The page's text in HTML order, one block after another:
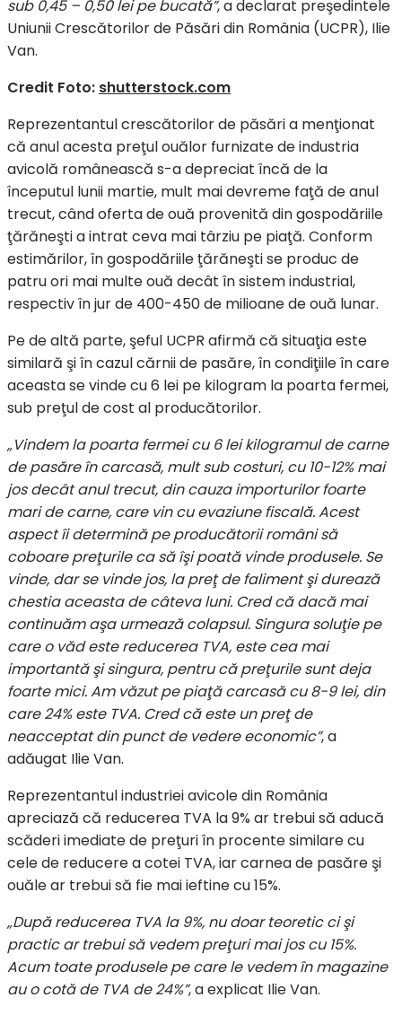
sub 0,45 – 0,50 lei pe bucată”, a declarat preşedintele
Uniunii Crescătorilor de Păsări din România (UCPR), Ilie
Van.
Credit Foto: shutterstock.com
Reprezentantul crescătorilor de păsări a menţionat
că anul acesta preţul ouălor furnizate de industria
avicolă românească s-a depreciat încă de la
începutul lunii martie, mult mai devreme faţă de anul
trecut, când oferta de ouă provenită din gospodăriile
ţărăneşti a intrat ceva mai târziu pe piaţă. Conform
estimărilor, în gospodăriile ţărăneşti se produc de
patru ori mai multe ouă decât în sistem industrial,
respectiv în jur de 400-450 de milioane de ouă lunar.
Pe de altă parte, şeful UCPR afirmă că situaţia este
similară şi în cazul cărnii de pasăre, în condiţiile în care
aceasta se vinde cu 6 lei pe kilogram la poarta fermei,
sub preţul de cost al producătorilor.
„Vindem la poarta fermei cu 6 lei kilogramul de carne
de pasăre în carcasă, mult sub costuri, cu 10-12% mai
jos decât anul trecut, din cauza importurilor foarte
mari de carne, care vin cu evaziune fiscală. Acest
aspect îi determină pe producătorii români să
coboare preţurile ca să îşi poată vinde produsele. Se
vinde, dar se vinde jos, la preţ de faliment şi durează
chestia aceasta de câteva luni. Cred că dacă mai
continuăm aşa urmează colapsul. Singura soluţie pe
care o văd este reducerea TVA, este cea mai
importantă şi singura, pentru că preţurile sunt deja
foarte mici. Am văzut pe piaţă carcasă cu 8-9 lei, din
care 24% este TVA. Cred că este un preţ de
neacceptat din punct de vedere economic”, a
adăugat Ilie Van.
Reprezentantul industriei avicole din România
apreciază că reducerea TVA la 9% ar trebui să aducă
scăderi imediate de preţuri în procente similare cu
cele de reducere a cotei TVA, iar carnea de pasăre şi
ouăle ar trebui să fie mai ieftine cu 15%.
„După reducerea TVA la 9%, nu doar teoretic ci şi
practic ar trebui să vedem preţuri mai jos cu 15%.
Acum toate produsele pe care le vedem în magazine
au o cotă de TVA de 24%”, a explicat Ilie Van.